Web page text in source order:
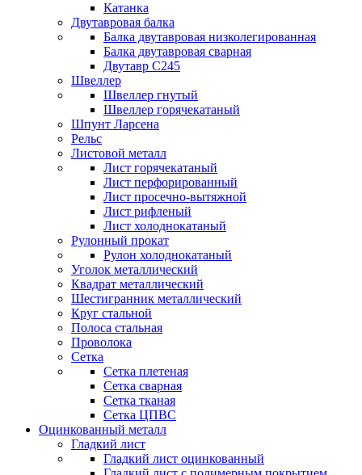
Катанка
Двутавровая балка
Балка двутавровая низколегированная
Балка двутавровая сварная
Двутавр С245
Швеллер
Швеллер гнутый
Швеллер горячекатаный
Шпунт Ларсена
Рельс
Листовой металл
Лист горячекатаный
Лист перфорированный
Лист просечно-вытяжной
Лист рифленый
Лист холоднокатаный
Рулонный прокат
Рулон холоднокатаный
Уголок металлический
Квадрат металлический
Шестигранник металлический
Круг стальной
Полоса стальная
Проволока
Сетка
Сетка плетеная
Сетка сварная
Сетка тканая
Сетка ЦПВС
Оцинкованный металл
Гладкий лист
Гладкий лист оцинкованный